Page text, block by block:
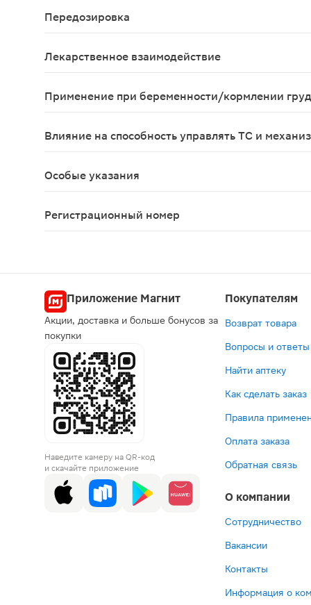
Передозировка
Лекарственное взаимодействие
Применение при беременности/кормлении
Влияние на способность управлять ТС и
Особые указания
Регистрационный номер
Приложение Магнит
Акции, доставка и больше бонусов за
покупки
Наведите камеру на QR-код
и скачайте приложение
Покупателям
Возврат товара
Вопросы и ответы
Найти аптеку
Как сделать заказ
Правила
Оплата заказа
Обратная связь
О компании
Сотрудничество
Вакансии
Контакты
Информация о